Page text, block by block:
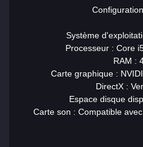
Système
Processeur : Core
RAM :
Carte graphique :
DirectX :
Espace disque
Carte son : Compatible